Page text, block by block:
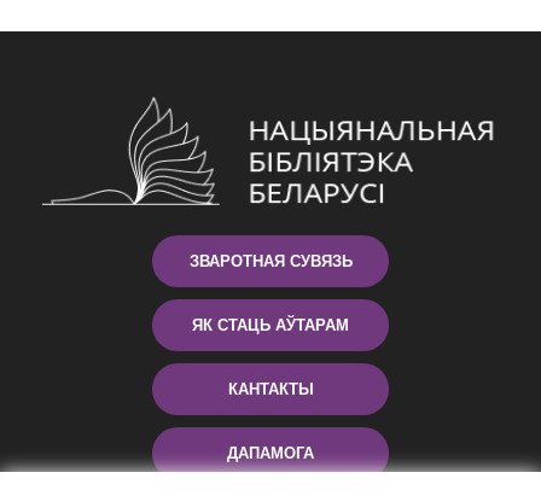
ЗВАРОТНАЯ СУВЯЗЬ
ЯК СТАЦЬ АЎТАРАМ
КАНТАКТЫ
ДАПАМОГА